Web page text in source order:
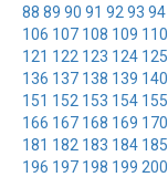
88 89 90 91 92 93 94
106 107 108 109 110
121 122 123 124 125
136 137 138 139 140
151 152 153 154 155
166 167 168 169 170
181 182 183 184 185
196 197 198 199 200